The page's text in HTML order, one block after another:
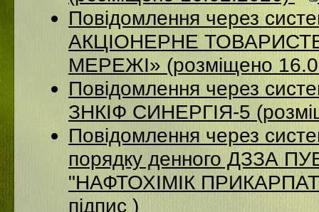
Повідомлення через
АКЦІОНЕРНЕ
МЕРЕЖІ» (розміщено
Повідомлення через
ЗНКІФ СИНЕРГІЯ-5
Повідомлення через
порядку денного ДЗЗА
"НАФТОХІМІК
підпис )